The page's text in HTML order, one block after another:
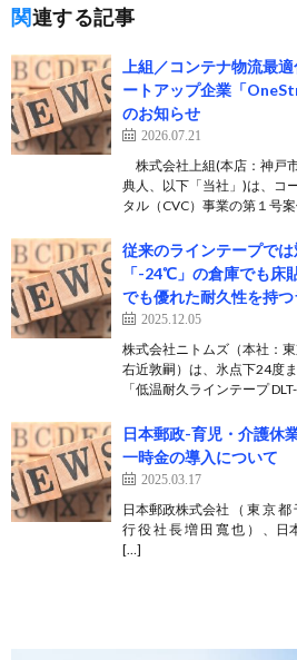
関連する記事
上組／コンテナ物流最
ートアップ企業「
のお知らせ
2026.07.21
株式会社上組(本店：神戸
典人、以下「当社」)は、コ
タル（CVC）事業の第１号
従来のラインテープで
「-24℃」の倉庫でも
でも優れた耐久性を持
2025.12.05
株式会社ニトムズ（本社：
右近敦嗣）は、氷点下24度
「低温耐久ラインテープ
日本郵政-育児・介護休
一時金の導入について
2025.03.17
日本郵政株式会社 （ 東 京 都
行 役 社 長 増 田 寬 也 ） 、
[…]